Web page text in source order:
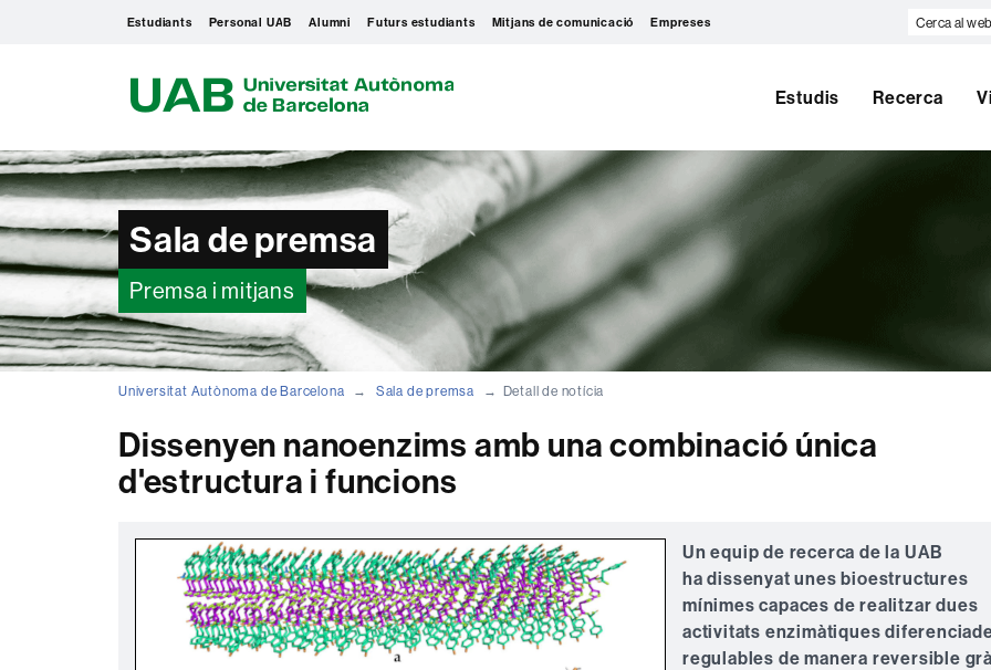
Estudiants Personal UAB Alumni Futurs estudiants Mitjans de comunicació Empreses
Cerca
A
Estudis Recerca
Sala de premsa
Premsa i mitjans
Universitat Autònoma de Barcelona Sala de premsa Detall de notícia
Dissenyen nanoenzims amb una combinació única
d'estructura i funcions
Un equip de recerca de la UAB
ha dissenyat unes bioestructures
mínimes capaces de realitzar dues
activitats enzimàtiques
regulables de manera reversible